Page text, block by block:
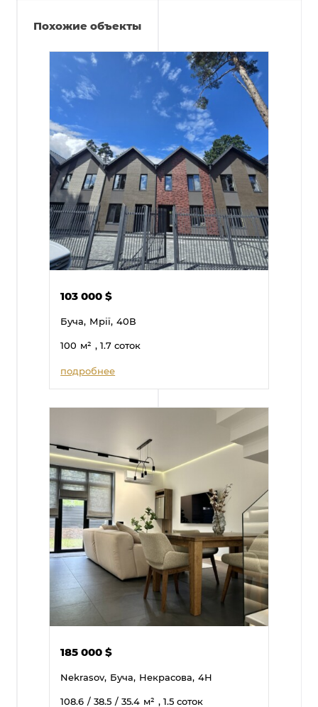
Похожие объекты
103 000$
Буча, Мрії, 40В
100 м² , 1.7 соток
подробнее
185 000$
Nekrasov, Буча, Некрасова, 4Н
108.6 / 38.5 / 35.4 м² , 1.5 соток